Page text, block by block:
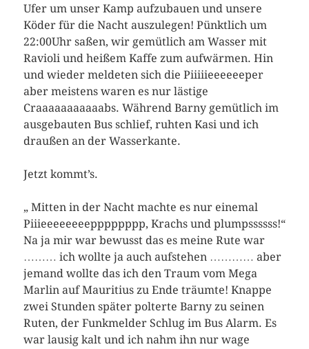
Ufer um unser Kamp aufzubauen und unsere
Köder für die Nacht auszulegen! Pünktlich um
22:00Uhr saßen, wir gemütlich am Wasser mit
Ravioli und heißem Kaffe zum aufwärmen. Hin
und wieder meldeten sich die Piiiiieeeeeeper
aber meistens waren es nur lästige
Craaaaaaaaaaabs. Während Barny gemütlich im
ausgebauten Bus schlief, ruhten Kasi und ich
draußen an der Wasserkante.
Jetzt kommt’s.
„ Mitten in der Nacht machte es nur einemal
Piiieeeeeeeepppppppp, Krachs und plumpssssss!“
Na ja mir war bewusst das es meine Rute war
……… ich wollte ja auch aufstehen ………… aber
jemand wollte das ich den Traum vom Mega
Marlin auf Mauritius zu Ende träumte! Knappe
zwei Stunden später polterte Barny zu seinen
Ruten, der Funkmelder Schlug im Bus Alarm. Es
war lausig kalt und ich nahm ihn nur wage